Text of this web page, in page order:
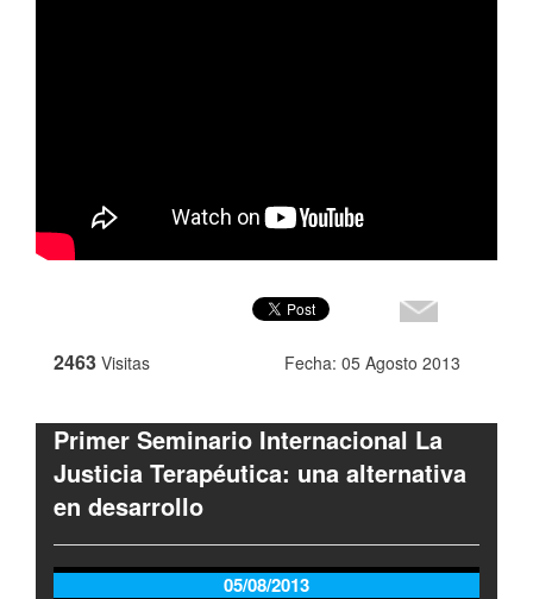
2463 Visitas Fecha: 05 Agosto 2013
Primer Seminario Internacional La
Justicia Terapéutica: una alternativa
en desarrollo
05/08/2013